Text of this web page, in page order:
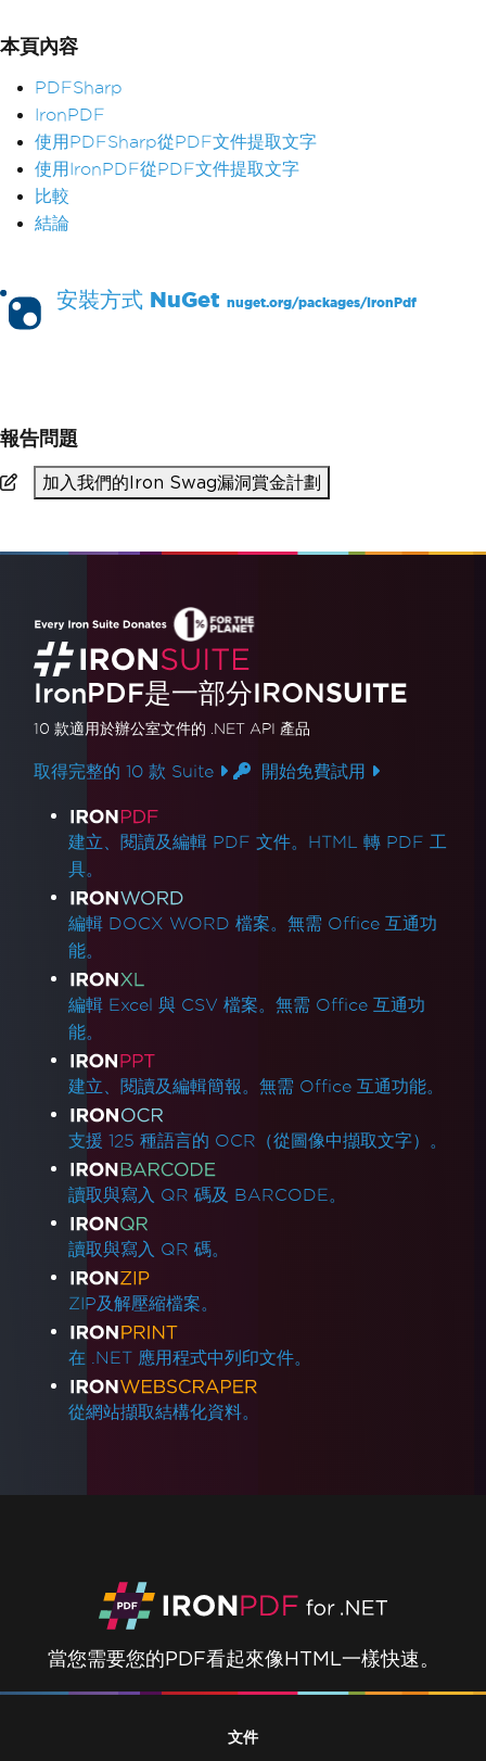
本頁內容
PDFSharp
IronPDF
使用PDFSharp從PDF文件提取文字
使用IronPDF從PDF文件提取文字
比較
結論
安裝方式 NuGet nuget.org/packages/IronPdf
報告問題
加入我們的Iron Swag漏洞賞金計劃
IronPDF是一部分IRONSUITE
10 款適用於辦公室文件的 .NET API 產品
取得完整的 10 款 Suite 開始免費試用
產品連結
建立、閱讀及編輯 PDF 文件。HTML 轉 PDF 工
具。
編輯 DOCX WORD 檔案。無需 Office 互通功
能。
編輯 Excel 與 CSV 檔案。無需 Office 互通功
能。
建立、閱讀及編輯簡報。無需 Office 互通功能。
支援 125 種語言的 OCR（從圖像中擷取文字）。
讀取與寫入 QR 碼及 BARCODE。
讀取與寫入 QR 碼。
ZIP及解壓縮檔案。
在 .NET 應用程式中列印文件。
從網站擷取結構化資料。
當您需要您的PDF看起來像HTML一樣快速。
文件